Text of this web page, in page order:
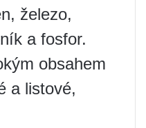
železo,
a fosfor.
obsahem
a listové,